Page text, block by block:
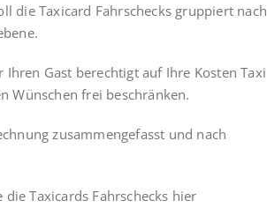
die Taxicard Fahrschecks gruppiert nach
Gast berechtigt auf Ihre Kosten Taxi
Wünschen frei beschränken.
zusammengefasst und nach
Taxicards Fahrschecks hier